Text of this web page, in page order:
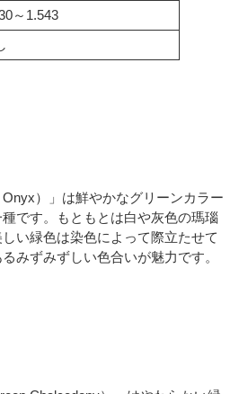
～1.543
Onyx）」は鮮やかなグリーンカラー
です。もともとは白や灰色の瑪瑙
い緑色は染色によって際立たせて
みずみずしい色合いが魅力です。